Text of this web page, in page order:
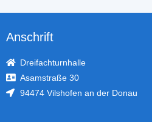
Anschrift
Dreifachturnhalle
Asamstraße 30
94474 Vilshofen an der Donau